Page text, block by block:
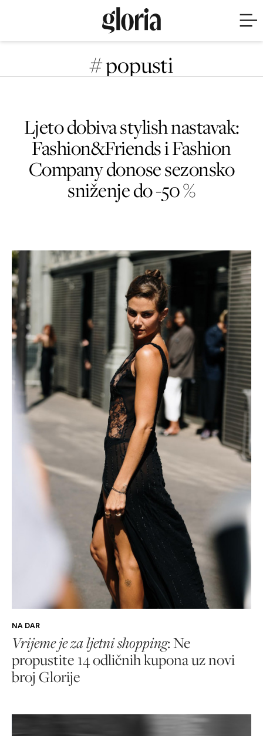
# popusti
Ljeto dobiva stylish nastavak:
Fashion&Friends i Fashion
Company donose sezonsko
sniženje do -50 %
NA DAR
Vrijeme je za ljetni shopping: Ne
propustite 14 odličnih kupona uz novi
broj Glorije